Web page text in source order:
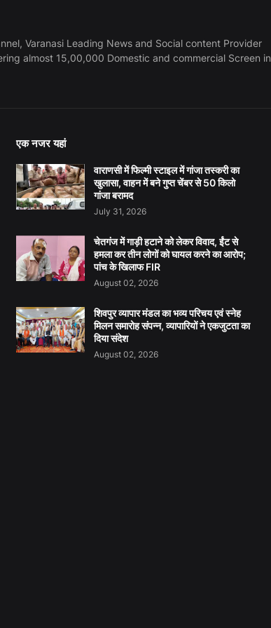
Varanasi Leading News and Social content Provider
almost 15,00,000 Domestic and commercial Screen in
एक नजर यहां
वाराणसी में फिल्मी स्टाइल में गांजा तस्करी का
खुलासा, वाहन में बने गुप्त चेंबर से 50 किलो
गांजा बरामद
July 31, 2026
चेतगंज में गाड़ी हटाने को लेकर विवाद, ईंट से
हमला कर तीन लोगों को घायल करने का आरोप;
पांच के खिलाफ FIR
August 02, 2026
शिवपुर व्यापार मंडल का भव्य परिचय एवं स्नेह
मिलन समारोह संपन्न, व्यापारियों ने एकजुटता का
दिया संदेश
August 02, 2026